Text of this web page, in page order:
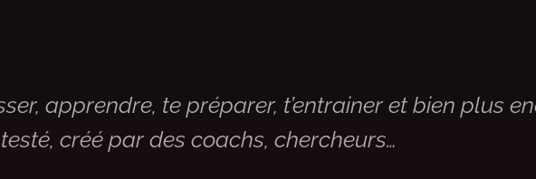
apprendre, te préparer, t’entrainer et bien plus
créé par des coachs, chercheurs…